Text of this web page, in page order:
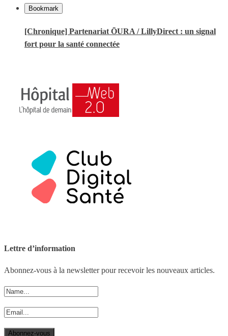
Bookmark
[Chronique] Partenariat ŌURA / LillyDirect : un signal
fort pour la santé connectée
Lettre d’information
Abonnez-vous à la newsletter pour recevoir les nouveaux articles.